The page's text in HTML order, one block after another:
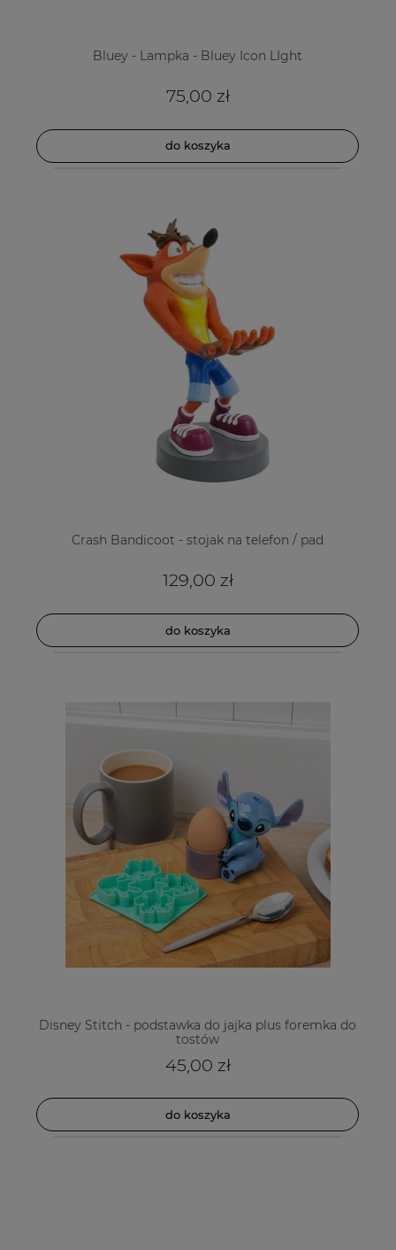
Bluey - Lampka - Bluey Icon LIght
75,00 zł
do koszyka
Crash Bandicoot - stojak na telefon / pad
129,00 zł
do koszyka
Disney Stitch - podstawka do jajka plus foremka do
tostów
45,00 zł
do koszyka